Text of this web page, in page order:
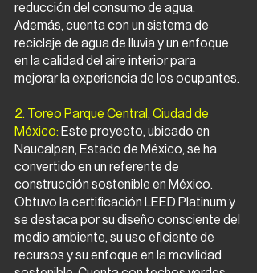
reducción del consumo de agua.
Además, cuenta con un sistema de
reciclaje de agua de lluvia y un enfoque
en la calidad del aire interior para
mejorar la experiencia de los ocupantes.
2. Toreo Parque Central, Ciudad de
México: Este proyecto, ubicado en
Naucalpan, Estado de México, se ha
convertido en un referente de
construcción sostenible en México.
Obtuvo la certificación LEED Platinum y
se destaca por su diseño consciente del
medio ambiente, su uso eficiente de
recursos y su enfoque en la movilidad